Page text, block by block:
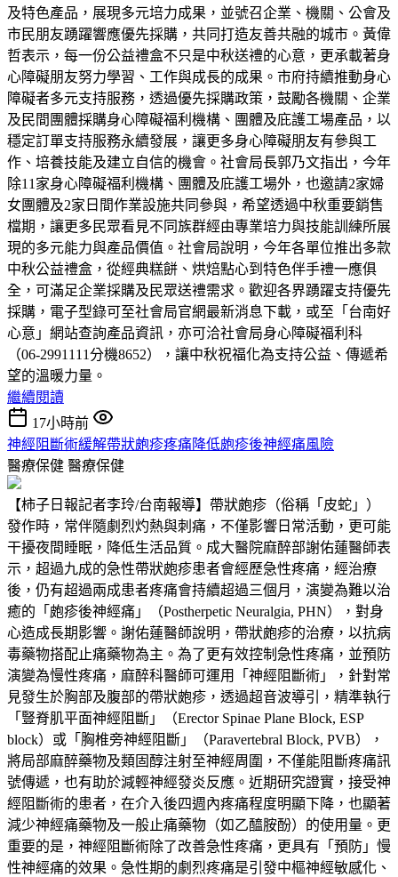
及特色產品，展現多元培力成果，並號召企業、機關、公會及
市民朋友踴躍響應優先採購，共同打造友善共融的城市。黃偉
哲表示，每一份公益禮盒不只是中秋送禮的心意，更承載著身
心障礙朋友努力學習、工作與成長的成果。市府持續推動身心
障礙者多元支持服務，透過優先採購政策，鼓勵各機關、企業
及民間團體採購身心障礙福利機構、團體及庇護工場產品，以
穩定訂單支持服務永續發展，讓更多身心障礙朋友有參與工
作、培養技能及建立自信的機會。社會局長郭乃文指出，今年
除11家身心障礙福利機構、團體及庇護工場外，也邀請2家婦
女團體及2家日間作業設施共同參與，希望透過中秋重要銷售
檔期，讓更多民眾看見不同族群經由專業培力與技能訓練所展
現的多元能力與產品價值。社會局說明，今年各單位推出多款
中秋公益禮盒，從經典糕餅、烘焙點心到特色伴手禮一應俱
全，可滿足企業採購及民眾送禮需求。歡迎各界踴躍支持優先
採購，電子型錄可至社會局官網最新消息下載，或至「台南好
心意」網站查詢產品資訊，亦可洽社會局身心障礙福利科
（06-2991111分機8652），讓中秋祝福化為支持公益、傳遞希
望的溫暖力量。
繼續閱讀
17小時前
神經阻斷術緩解帶狀皰疹疼痛降低皰疹後神經痛風險
醫療保健 醫療保健
【柿子日報記者李玲/台南報導】帶狀皰疹（俗稱「皮蛇」）
發作時，常伴隨劇烈灼熱與刺痛，不僅影響日常活動，更可能
干擾夜間睡眠，降低生活品質。成大醫院麻醉部謝佑蓮醫師表
示，超過九成的急性帶狀皰疹患者會經歷急性疼痛，經治療
後，仍有超過兩成患者疼痛會持續超過三個月，演變為難以治
癒的「皰疹後神經痛」（Postherpetic Neuralgia, PHN），對身
心造成長期影響。謝佑蓮醫師說明，帶狀皰疹的治療，以抗病
毒藥物搭配止痛藥物為主。為了更有效控制急性疼痛，並預防
演變為慢性疼痛，麻醉科醫師可運用「神經阻斷術」，針對常
見發生於胸部及腹部的帶狀皰疹，透過超音波導引，精準執行
「豎脊肌平面神經阻斷」（Erector Spinae Plane Block, ESP
block）或「胸椎旁神經阻斷」（Paravertebral Block, PVB），
將局部麻醉藥物及類固醇注射至神經周圍，不僅能阻斷疼痛訊
號傳遞，也有助於減輕神經發炎反應。近期研究證實，接受神
經阻斷術的患者，在介入後四週內疼痛程度明顯下降，也顯著
減少神經痛藥物及一般止痛藥物（如乙醯胺酚）的使用量。更
重要的是，神經阻斷術除了改善急性疼痛，更具有「預防」慢
性神經痛的效果。急性期的劇烈疼痛是引發中樞神經敏感化、